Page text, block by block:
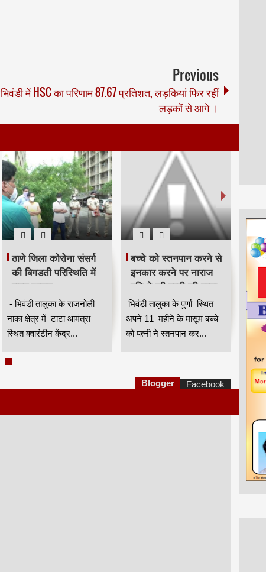
Previous
भिवंडी में HSC का परिणाम 87.67 प्रतिशत, लड़कियां फिर रहीं
लड़कों से आगे ।
ठाणे जिला कोरोना संसर्ग
की बिगडती परिस्थिति में
राज्य शासन
लापरवाह,क्वारंटीन केंद्र में
मनो चिकित्सक नियुक्त
किया जाये __ किरीट
- भिवंडी तालुका के राजनोली
नाका क्षेत्र में टाटा आमंत्रा
स्थित क्वारंटीन केंद्र...
बच्चे को स्तनपान करने से
इनकार करने पर नाराज
पति ने की पत्नी की हत्या
।
भिवंडी तालुका के पुर्णा स्थित
अपने 11 महीने के मासूम बच्चे
को पत्नी ने स्तनपान कर...
Blogger Facebook